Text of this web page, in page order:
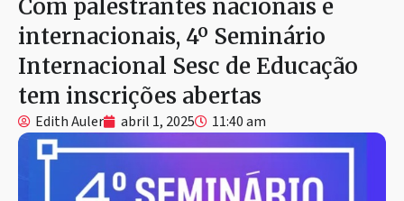
Com palestrantes nacionais e
internacionais, 4º Seminário
Internacional Sesc de Educação
tem inscrições abertas
Edith Auler abril 1, 2025 11:40 am